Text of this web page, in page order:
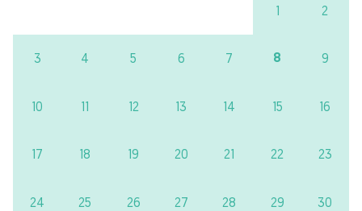
1 2
3 4 5 6 7 8 9
10 11 12 13 14 15 16
17 18 19 20 21 22 23
24 25 26 27 28 29 30